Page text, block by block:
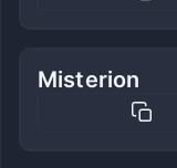
Misterion